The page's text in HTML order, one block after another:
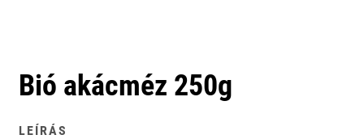
Bió akácméz 250g
LEÍRÁS